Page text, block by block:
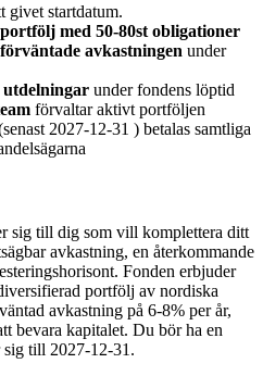
givet startdatum.
portfölj med 50-80st obligationer
förväntade avkastningen under
utdelningar under fondens löptid
förvaltar aktivt portföljen
2027-12-31 ) betalas samtliga
sig till dig som vill komplettera ditt
avkastning, en återkommande
Fonden erbjuder
portfölj av nordiska
avkastning på 6-8% per år,
bevara kapitalet. Du bör ha en
sig till 2027-12-31.